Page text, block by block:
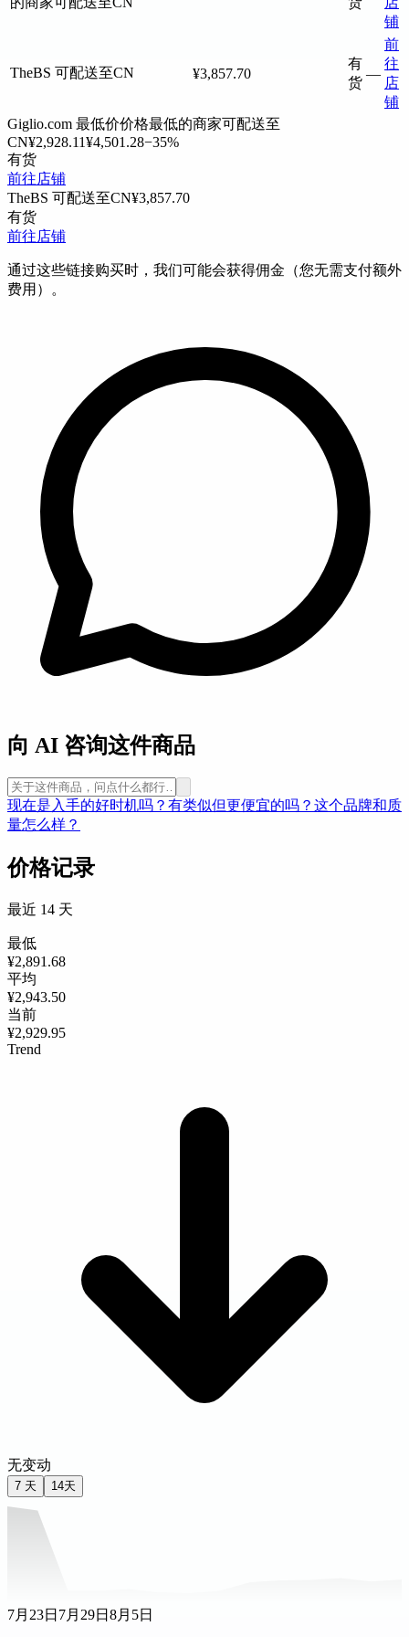
铺
TheBS 可配送至CN ¥3,857.70
有
货
—
前
往
店
铺
Giglio.com 最低价价格最低的商家可配送至
CN¥2,928.11¥4,501.28−35%
有货
前往店铺
TheBS 可配送至CN¥3,857.70
有货
前往店铺
通过这些链接购买时，我们可能会获得佣金（您无需支付额外
费用）。
向 AI 咨询这件商品
现在是入手的好时机吗？ 有类似但更便宜的吗？ 这个品牌和质
量怎么样？
价格记录
最近 14 天
最低
¥2,891.68
平均
¥2,943.50
当前
¥2,929.95
Trend
无变动
7 天 14天
7月23日 7月29日 8月5日